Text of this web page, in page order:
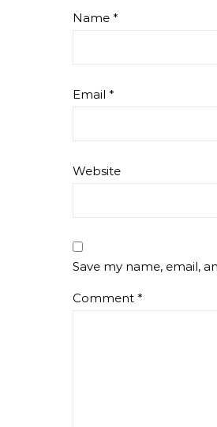
Name *
Email *
Website
Save my name, email,
Comment *